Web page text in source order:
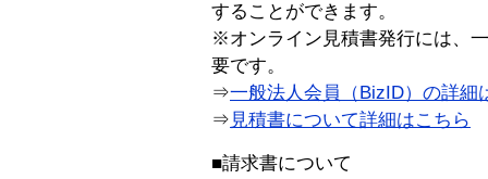
することができます。
※オンライン見積書発行には、
要です。
⇒一般法人会員（BizID）の詳細
⇒ 見積書について詳細はこちら
■請求書について